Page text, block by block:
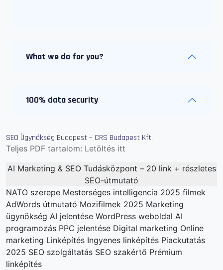
What we do for you?
100% data security
SEO Ügynökség Budapest – CRS Budapest Kft.
Teljes PDF tartalom: Letöltés itt
AI Marketing & SEO Tudásközpont – 20 link + részletes
SEO-útmutató
NATO szerepe Mesterséges intelligencia 2025 filmek
AdWords útmutató Mozifilmek 2025 Marketing
ügynökség AI jelentése WordPress weboldal AI
programozás PPC jelentése Digital marketing Online
marketing Linképítés Ingyenes linképítés Piackutatás
2025 SEO szolgáltatás SEO szakértő Prémium
linképítés